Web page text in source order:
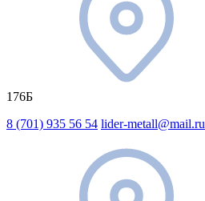
176Б
8 (701) 935 56 54 lider-metall@mail.ru